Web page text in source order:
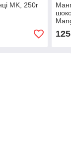
MK, 250г
125